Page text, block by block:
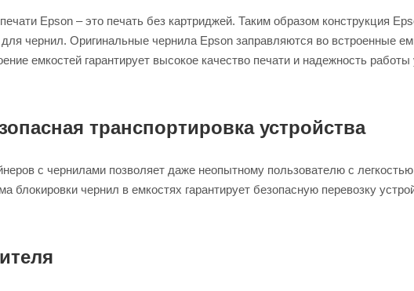
Epson – это печать без картриджей. Таким образом конструкция
чернил. Оригинальные чернила Epson заправляются во встроенные
емкостей гарантирует высокое качество печати и надежность
транспортировка устройства
с чернилами позволяет даже неопытному пользователю с
блокировки чернил в емкостях гарантирует безопасную перевозку